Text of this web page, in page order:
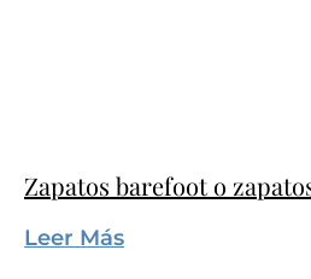
Zapatos barefoot o
Leer Más